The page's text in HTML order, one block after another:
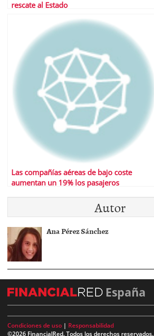
rescate al Estado
Las compañías aéreas de bajo coste
aumentan un 19% los pasajeros
Autor
Ana Pérez Sánchez
España
Condiciones de uso | Responsabilidad
©2026 FinancialRed. Todos los derechos reservados.